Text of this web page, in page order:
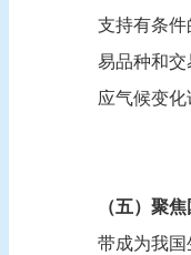
支持有条
易品种和
应气候变
（五）聚
带成为我